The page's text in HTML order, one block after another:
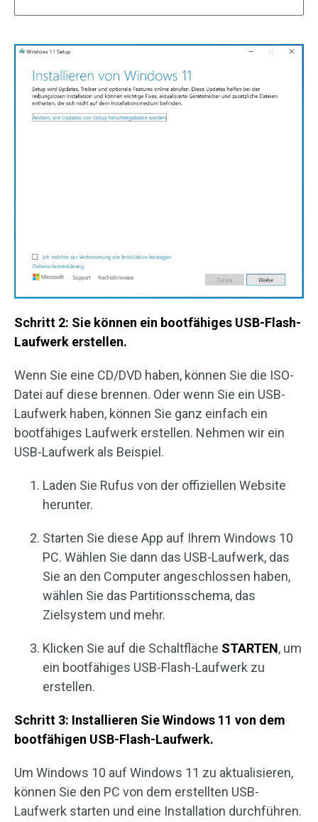
Schritt 2: Sie können ein bootfähiges USB-Flash-
Laufwerk erstellen.
Wenn Sie eine CD/DVD haben, können Sie die ISO-
Datei auf diese brennen. Oder wenn Sie ein USB-
Laufwerk haben, können Sie ganz einfach ein
bootfähiges Laufwerk erstellen. Nehmen wir ein
USB-Laufwerk als Beispiel.
Laden Sie Rufus von der offiziellen Website
herunter.
Starten Sie diese App auf Ihrem Windows 10
PC. Wählen Sie dann das USB-Laufwerk, das
Sie an den Computer angeschlossen haben,
wählen Sie das Partitionsschema, das
Zielsystem und mehr.
Klicken Sie auf die Schaltfläche STARTEN, um
ein bootfähiges USB-Flash-Laufwerk zu
erstellen.
Schritt 3: Installieren Sie Windows 11 von dem
bootfähigen USB-Flash-Laufwerk.
Um Windows 10 auf Windows 11 zu aktualisieren,
können Sie den PC von dem erstellten USB-
Laufwerk starten und eine Installation durchführen.